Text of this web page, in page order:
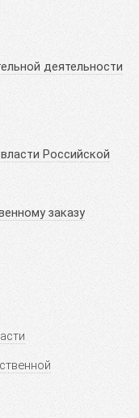
деятельности
Российской
заказу